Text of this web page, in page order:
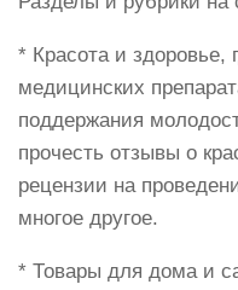
* Красота и здоровье,
медицинских
поддержания
прочесть отзывы о
рецензии на
многое другое.
* Товары для дома и